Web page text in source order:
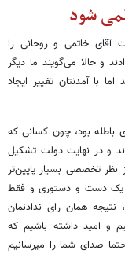
شود
آقای خاتمی و روحانی را
و حالا می‌گویند ما دیگر
با آمدنتان تغییر ایجاد
باطله بود، چون کسانی‌ که
و در نهایت دولت تشکیل
تخصصی بسیار پایین‌تر
یک دست و دستوری و فقط
همان رای ندادنمان
و امید داشته باشیم که
صدای شما را میرسانیم